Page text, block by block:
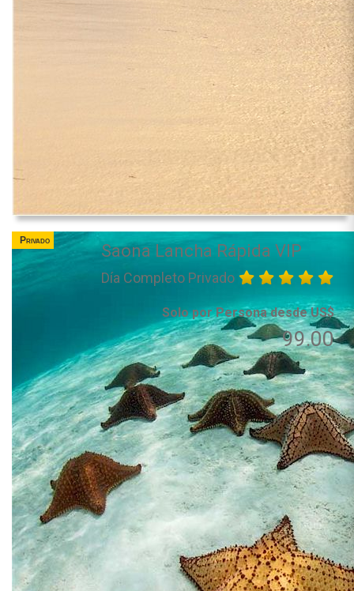
Privado
Saona Lancha Rápida VIP
Día Completo Privado
Solo por Persona desde US$
99.00